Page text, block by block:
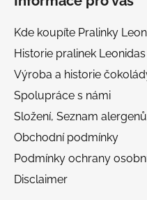
Kde koupíte Pralinky
Historie pralinek Leonidas
Výroba a historie
Spolupráce s námi
Složení, Seznam
Obchodní podmínky
Podmínky ochrany
Disclaimer